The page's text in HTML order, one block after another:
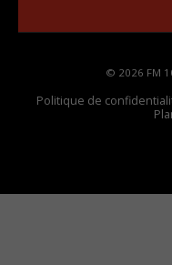
© 2026 FM
Politique de